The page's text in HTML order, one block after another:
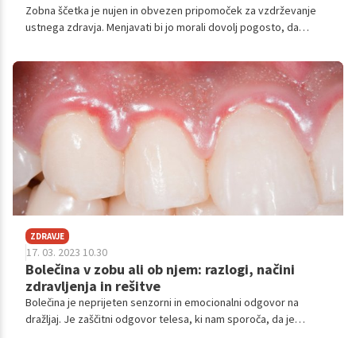
Zobna ščetka je nujen in obvezen pripomoček za vzdrževanje
ustnega zdravja. Menjavati bi jo morali dovolj pogosto, da
nevšečnosti. Kako pogosto bi jo torej dejansko morali
menjavati?
ZDRAVJE
17. 03. 2023 10.30
Bolečina v zobu ali ob njem: razlogi, načini
zdravljenja in rešitve
Bolečina je neprijeten senzorni in emocionalni odgovor na
dražljaj. Je zaščitni odgovor telesa, ki nam sporoča, da je